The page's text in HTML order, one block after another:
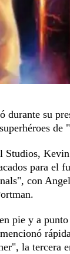
durante su
Studios,
para
con
pie y a
la tercera